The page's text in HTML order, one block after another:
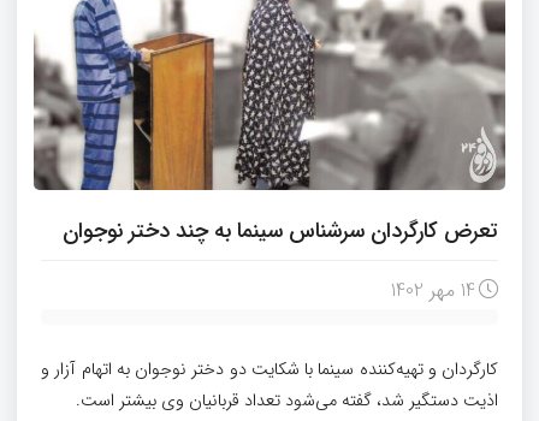
تعرض کارگردان سرشناس سینما به چند دختر نوجوان
14 مهر 1402
کارگردان و تهیه‌کننده سینما با شکایت دو دختر نوجوان به اتهام آزار و
اذیت دستگیر شد، گفته می‌شود تعداد قربانیان وی بیشتر است.